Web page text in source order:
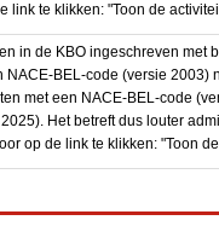
link te klikken: "Toon de
in de KBO ingeschreven met
NACE-BEL-code (versie
met een NACE-BEL-code
Het betreft dus louter
op de link te klikken: "Toon